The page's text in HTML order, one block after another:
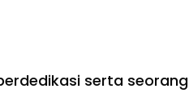
serta seorang